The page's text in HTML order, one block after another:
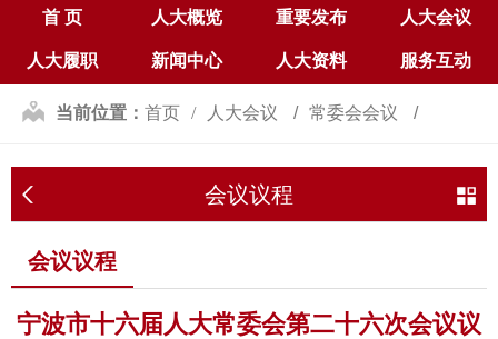
首 页 人大概览 重要发布 人大会议
人大履职 新闻中心 人大资料 服务互动
当前位置： 首页 人大会议 常委会会议
会议议程
会议议程
会议议程
宁波市十六届人大常委会第二十六次会议议